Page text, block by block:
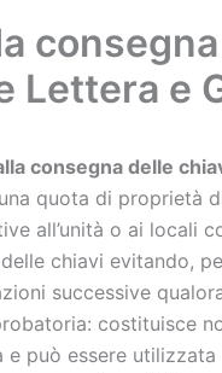
Lettera e
consegna delle
quota di proprietà
all’unità o ai locali
chiavi evitando,
successive
costituisce
e può essere